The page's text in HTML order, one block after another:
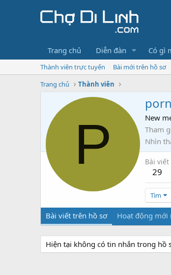
Trang chủ Diễn đàn Có gì
Thành viên trực tuyến Bài mới trên hồ sơ
Trang chủ
Thành viên
P
New
Tham
Nhìn
Bài viết
29
Tìm
Bài viết trên hồ sơ Hoạt động mới
Hiện tại không có tin nhắn trong hồ